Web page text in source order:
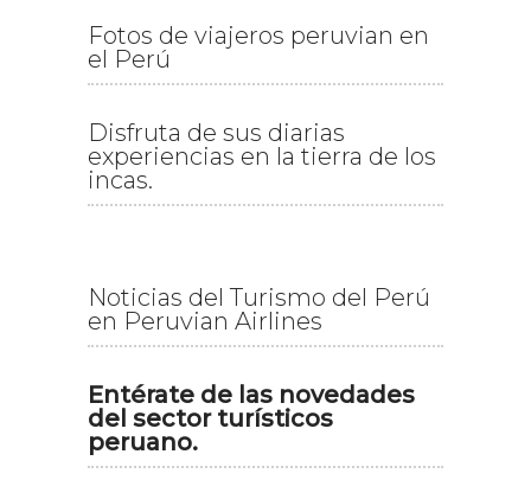
Fotos de viajeros peruvian en
el Perú
Disfruta de sus diarias
experiencias en la tierra de los
incas.
Noticias del Turismo del Perú
en Peruvian Airlines
Entérate de las novedades
del sector turísticos
peruano.